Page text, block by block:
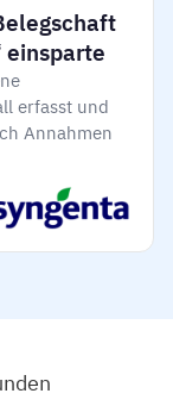
einsparte
erfasst und
Annahmen